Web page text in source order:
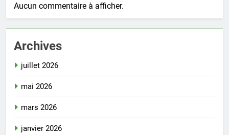
Aucun commentaire à afficher.
Archives
juillet 2026
mai 2026
mars 2026
janvier 2026